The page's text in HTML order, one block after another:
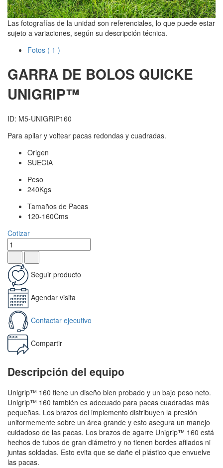
Las fotografías de la unidad son referenciales, lo que puede estar
sujeto a variaciones, según su descripción técnica.
Fotos ( 1 )
GARRA DE BOLOS QUICKE
UNIGRIP™
ID: M5-UNIGRIP160
Para apilar y voltear pacas redondas y cuadradas.
Origen
SUECIA
Peso
240Kgs
Tamaños de Pacas
120-160Cms
Cotizar
Seguir producto
Agendar visita
Contactar ejecutivo
Compartir
Descripción del equipo
Unigrip™ 160 tiene un diseño bien probado y un bajo peso neto.
Unigrip™ 160 también es adecuado para pacas cuadradas más
pequeñas. Los brazos del implemento distribuyen la presión
uniformemente sobre un área grande y esto asegura un manejo
cuidadoso de las pacas. Los brazos de agarre Unigrip™ 160 está
hechos de tubos de gran diámetro y no tienen bordes afilados ni
juntas soldadas. Esto evita que se dañe el plástico que envuelve
las pacas.